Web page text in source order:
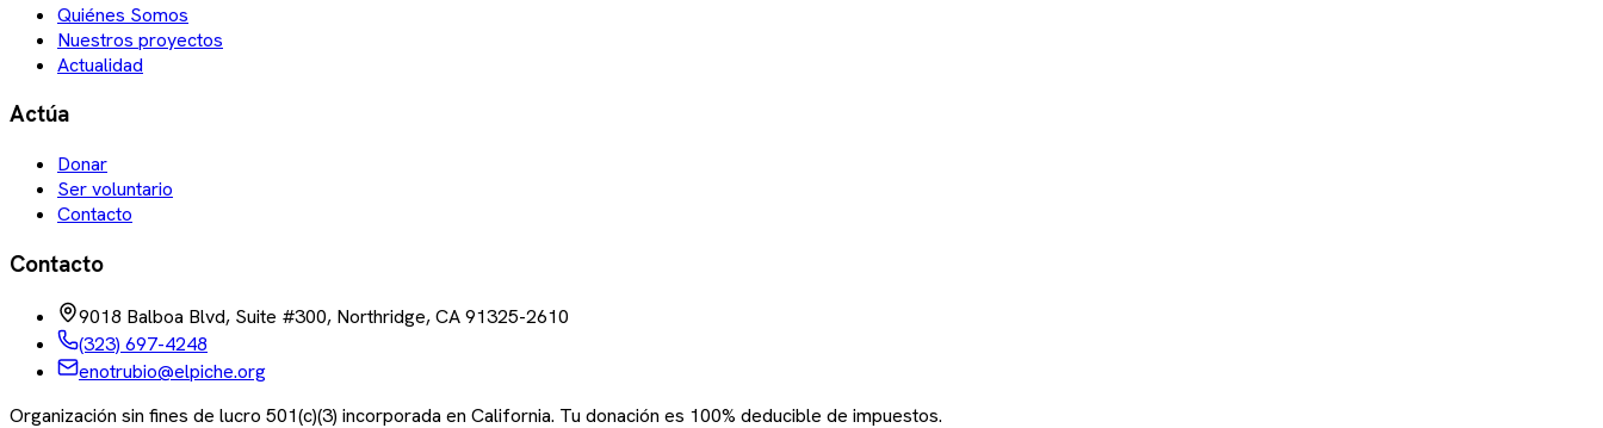
Quiénes Somos
Nuestros proyectos
Actualidad
Actúa
Donar
Ser voluntario
Contacto
Contacto
9018 Balboa Blvd, Suite #300, Northridge, CA 91325-2610
(323) 697-4248
enotrubio@elpiche.org
Organización sin fines de lucro 501(c)(3) incorporada en California. Tu donación es 100% deducible de impuestos.